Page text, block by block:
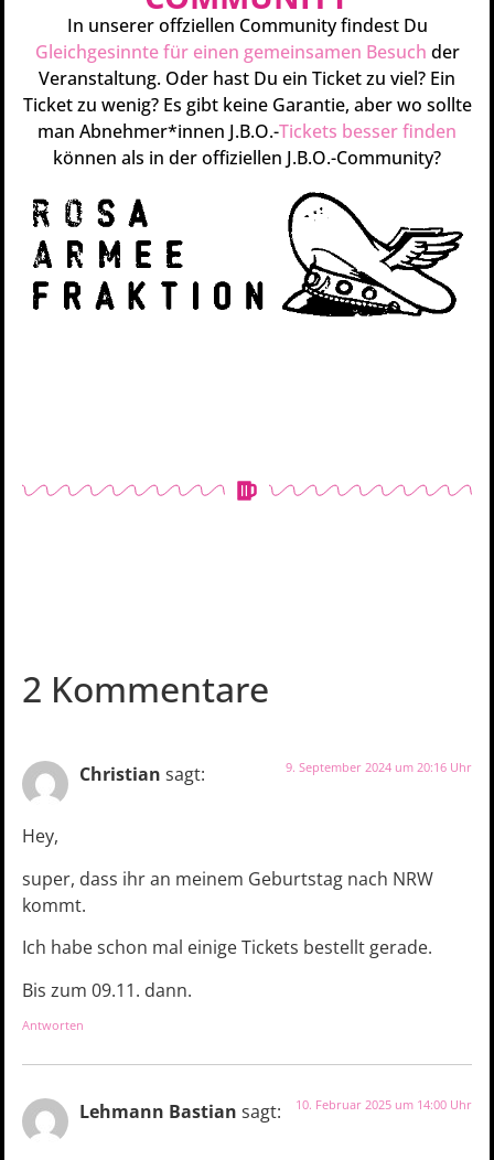
In unserer offziellen Community findest Du
Gleichgesinnte für einen gemeinsamen Besuch der
Veranstaltung. Oder hast Du ein Ticket zu viel? Ein
Ticket zu wenig? Es gibt keine Garantie, aber wo sollte
man Abnehmer*innen J.B.O.-Tickets besser finden
können als in der offiziellen J.B.O.-Community?
2 Kommentare
Christian sagt: 9. September 2024 um 20:16 Uhr
Hey,
super, dass ihr an meinem Geburtstag nach NRW
kommt.
Ich habe schon mal einige Tickets bestellt gerade.
Bis zum 09.11. dann.
Antworten
Lehmann Bastian sagt: 10. Februar 2025 um 14:00 Uhr